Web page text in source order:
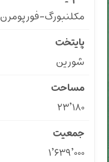
مکلنبورگ-فورپومرن
شورین
۲۳٬۱۸۰
۱٬۶۳۹٬۰۰۰